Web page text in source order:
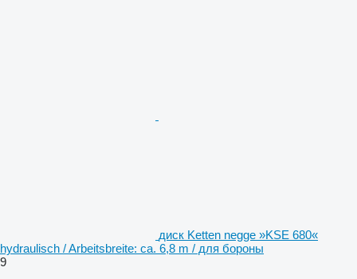
диск Ketten negge »KSE 680«
hydraulisch / Arbeitsbreite: ca. 6,8 m / для бороны
9